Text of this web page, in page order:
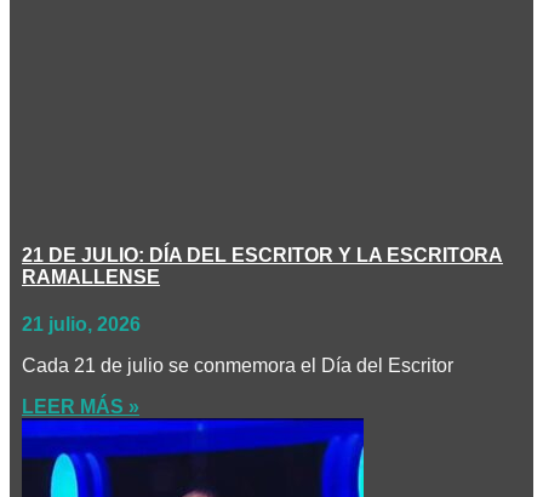
21 DE JULIO: DÍA DEL ESCRITOR Y LA ESCRITORA
RAMALLENSE
21 julio, 2026
Cada 21 de julio se conmemora el Día del Escritor
LEER MÁS »